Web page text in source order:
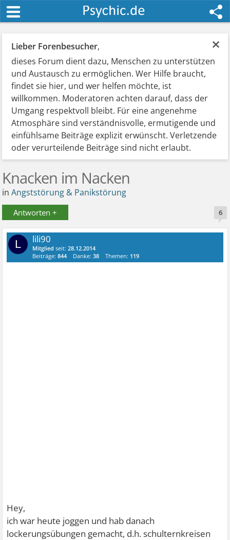
×
Lieber Forenbesucher,
dieses Forum dient dazu, Menschen zu unterstützen
und Austausch zu ermöglichen. Wer Hilfe braucht,
findet sie hier, und wer helfen möchte, ist
willkommen. Moderatoren achten darauf, dass der
Umgang respektvoll bleibt. Für eine angenehme
Atmosphäre sind verständnisvolle, ermutigende und
einfühlsame Beiträge explizit erwünscht. Verletzende
oder verurteilende Beiträge sind nicht erlaubt.
Knacken im Nacken
inAngststörung & Panikstörung
Antworten + 6
L lili90
Mitglied seit:28.12.2014
Beiträge:844 Danke:38 Themen: 119
Hey,
ich war heute joggen und hab danach
lockerungsübungen gemacht, d.h. schulternkreisen